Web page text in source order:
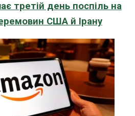
третій день поспіль на
США й Ірану